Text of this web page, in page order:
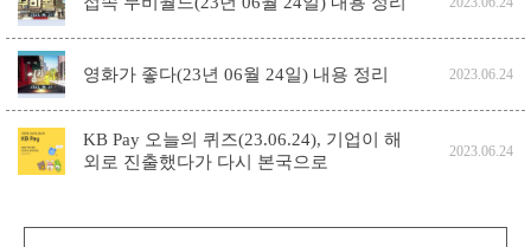
영화가 좋다(23년 06월 24일) 내용 정리 2023.06.24
KB Pay 오늘의 퀴즈(23.06.24), 기업이 해
외로 진출했다가 다시 본국으로
2023.06.24